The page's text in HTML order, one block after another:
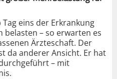
eins der Erkrankung
– so erwarten es
Ärzteschaft. Der
da anderer Ansicht. Er hat
– mit